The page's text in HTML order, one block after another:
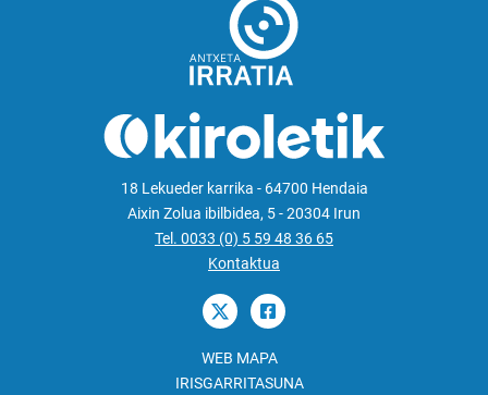
18 Lekueder karrika - 64700 Hendaia
Aixin Zolua ibilbidea, 5 - 20304 Irun
Tel. 0033 (0) 5 59 48 36 65
Kontaktua
WEB MAPA
IRISGARRITASUNA